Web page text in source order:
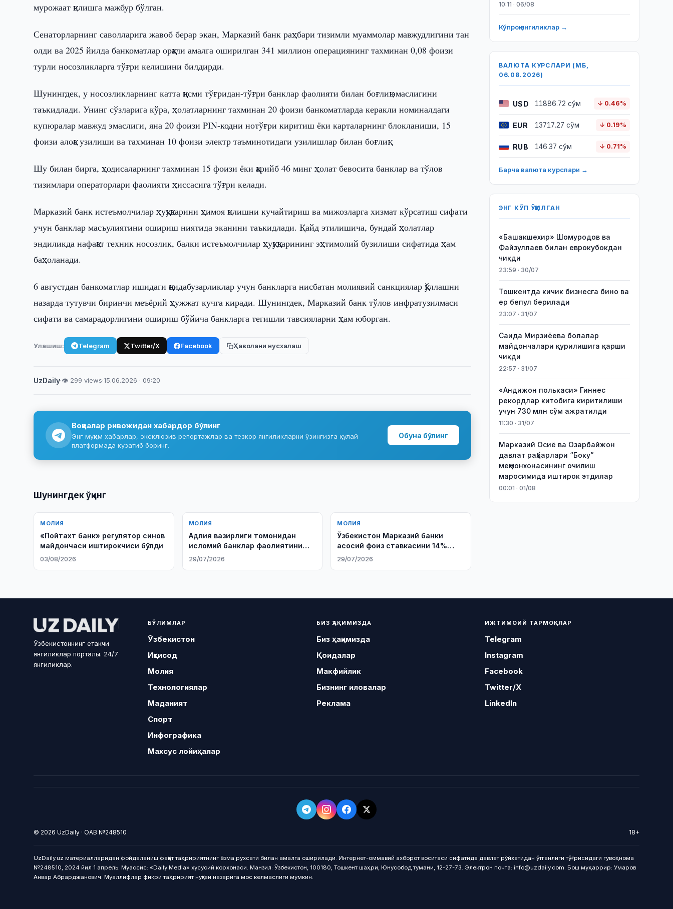
мурожаат қилишга мажбур бўлган.
Сенаторларнинг саволларига жавоб берар экан, Марказий банк раҳбари тизимли муаммолар мавжудлигини тан
олди ва 2025 йилда банкоматлар орқали амалга оширилган 341 миллион операциянинг тахминан 0,08 фоизи
турли носозликларга тўғри келишини билдирди.
Шунингдек, у носозликларнинг катта қисми тўғридан-тўғри банклар фаолияти билан боғлиқ эмаслигини
таъкидлади. Унинг сўзларига кўра, ҳолатларнинг тахминан 20 фоизи банкоматларда керакли номиналдаги
купюралар мавжуд эмаслиги, яна 20 фоизи PIN-кодни нотўғри киритиш ёки карталарнинг блокланиши, 15
фоизи алоқа узилиши ва тахминан 10 фоизи электр таъминотидаги узилишлар билан боғлиқ.
Шу билан бирга, ҳодисаларнинг тахминан 15 фоизи ёки қарийб 46 минг ҳолат бевосита банклар ва тўлов
тизимлари операторлари фаолияти ҳиссасига тўғри келади.
Марказий банк истеъмолчилар ҳуқуқларини ҳимоя қилишни кучайтириш ва мижозларга хизмат кўрсатиш сифати
учун банклар масъулиятини ошириш ниятида эканини таъкидлади. Қайд этилишича, бундай ҳолатлар
эндиликда нафақат техник носозлик, балки истеъмолчилар ҳуқуқларининг эҳтимолий бузилиши сифатида ҳам
баҳоланади.
6 августдан банкоматлар ишидаги қоидабузарликлар учун банкларга нисбатан молиявий санкциялар қўллашни
назарда тутувчи биринчи меъёрий ҳужжат кучга киради. Шунингдек, Марказий банк тўлов инфратузилмаси
сифати ва самарадорлигини ошириш бўйича банкларга тегишли тавсияларни ҳам юборган.
Улашиш: Telegram Twitter/X Facebook Ҳаволани нусхалаш
UzDaily·👁 299 views·15.06.2026 · 09:20
Воқеалар ривожидан хабардор бўлинг
Энг муҳим хабарлар, эксклюзив репортажлар ва тезкор янгиликларни ўзингизга қулай
платформада кузатиб боринг.
Обуна бўлинг
Шунингдек ўқинг
МОЛИЯ
«Пойтахт банк» регулятор синов
майдончаси иштирокчиси бўлди
03/08/2026
МОЛИЯ
Адлия вазирлиги томонидан
исломий банклар фаолиятини
тартибга солувчи норматив-
29/07/2026
МОЛИЯ
Ўзбекистон Марказий банки
асосий фоиз ставкасини 14%
даражасида сақлаб қолди
29/07/2026
10:11 · 06/08
Кўпроқ янгиликлар →
ВАЛЮТА КУРСЛАРИ (МБ,
06.08.2026)
USD 11886.72 сўм ↓ 0.46%
EUR 13717.27 сўм ↓ 0.19%
RUB 146.37 сўм ↓ 0.71%
Барча валюта курслари →
ЭНГ КЎП ЎҚИЛГАН
«Башакшехир» Шомуродов ва
Файзуллаев билан еврокубокдан
чиқди
23:59 · 30/07
Тошкентда кичик бизнесга бино ва
ер бепул берилади
23:07 · 31/07
Саида Мирзиёева болалар
майдончалари қурилишига қарши
чиқди
22:57 · 31/07
«Андижон полькаси» Гиннес
рекордлар китобига киритилиши
учун 730 млн сўм ажратилди
11:30 · 31/07
Марказий Осиё ва Озарбайжон
давлат раҳбарлари “Боку”
меҳмонхонасининг очилиш
маросимида иштирок этдилар
00:01 · 01/08
Ўзбекистоннинг етакчи
янгиликлар порталы. 24/7
янгиликлар.
БЎЛИМЛАР
Ўзбекистон
Иқтисод
Молия
Технологиялар
Маданият
Спорт
Инфографика
Махсус лойиҳалар
БИЗ ҲАҚИМИЗДА
Биз ҳақимизда
Қоидалар
Макфийлик
Бизнинг иловалар
Реклама
ИЖТИМОИЙ ТАРМОҚЛАР
Telegram
Instagram
Facebook
Twitter/X
LinkedIn
© 2026 UzDaily · ОАВ №248510 18+
UzDaily.uz материалларидан фойдаланиш фақат таҳририятнинг ёзма рухсати билан амалга оширилади. Интернет-оммавий ахборот воситаси сифатида давлат рўйхатидан ўтганлиги тўғрисидаги гувоҳнома
№248510, 2024 йил 1 апрель. Муассис: «Daily Media» хусусий корхонаси. Манзил: Ўзбекистон, 100180, Тошкент шаҳри, Юнусобод тумани, 12-27-73. Электрон почта: info@uzdaily.com. Бош муҳаррир: Умаров
Анвар Абрарджанович. Муаллифлар фикри таҳририят нуқтаи назарига мос келмаслиги мумкин.